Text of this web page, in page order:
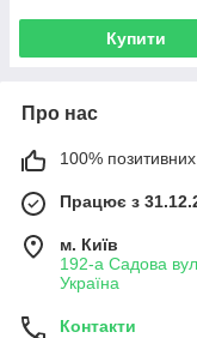
Купити
Про нас
100% позитивних
Працює з
м. Київ
192-а Садова
Україна
Контакти